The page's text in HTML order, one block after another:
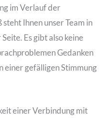
im Verlauf der
Ihnen unser Team in
Es gibt also keine
Gedanken
einer gefälligen Stimmung
einer Verbindung mit